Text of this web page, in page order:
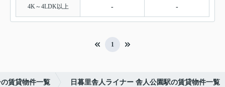
4K～4LDK以上 - -
1
賃貸物件一覧 日暮里舎人ライナー 舎人公園駅の賃貸物件一覧